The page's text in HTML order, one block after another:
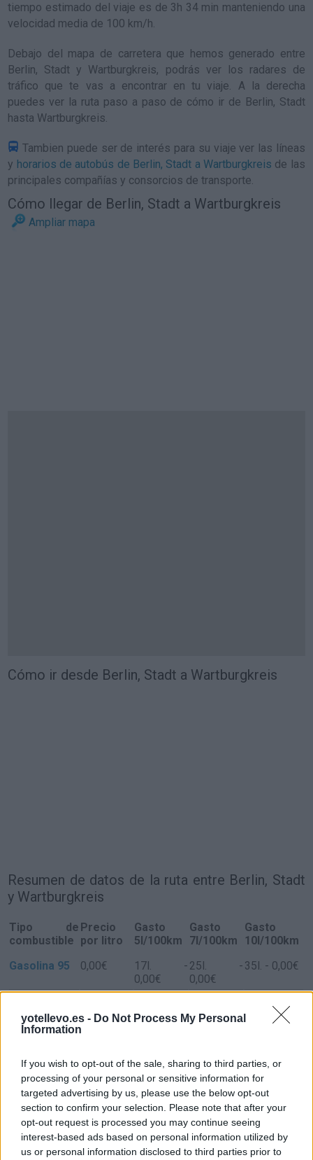
yotellevo.es - Do Not Process My Personal
Information
If you wish to opt-out of the sale, sharing to third parties, or
processing of your personal or sensitive information for
targeted advertising by us, please use the below opt-out
section to confirm your selection. Please note that after your
opt-out request is processed you may continue seeing
interest-based ads based on personal information utilized by
us or personal information disclosed to third parties prior to
tiempo estimado del viaje es de 3h 34 min manteniendo una
velocidad media de 100 km/h.
Debajo del mapa de carretera que hemos generado entre
Berlin, Stadt y Wartburgkreis, podrás ver los radares de
tráfico que te vas a encontrar en tu viaje. A la derecha
puedes ver la ruta paso a paso de cómo ir de Berlin, Stadt
hasta Wartburgkreis.
Tambien puede ser de interés para su viaje ver las líneas
y horarios de autobús de Berlin, Stadt a Wartburgkreis de las
principales compañías y consorcios de transporte.
Cómo llegar de Berlin, Stadt a Wartburgkreis
Ampliar mapa
Cómo ir desde Berlin, Stadt a Wartburgkreis
Resumen de datos de la ruta entre Berlin, Stadt
y Wartburgkreis
Tipo de
combustible
Precio
por litro
Gasto
5l/100km
Gasto
7l/100km
Gasto
10l/100km
Gasolina 95
0,00€ 17l. -
0,00€
25l. -
0,00€
35l. - 0,00€
0,00€
0,00€
Gasoil 0,00€
Bio diesel 0,00€ 17
-
0,00€
25 -
0,00€
35 - 0,00€
Estado del tráfico e incidencias de la DGT en
Berlin, Stadt
Actualmente no hay incidencias de tráfico cerca deBerlin,